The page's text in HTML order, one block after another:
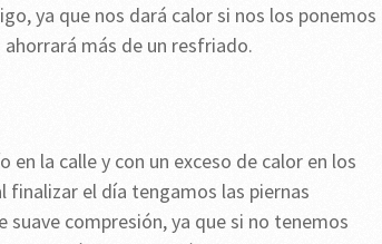
ya que nos dará calor si nos los ponemos
más de un resfriado.
la calle y con un exceso de calor en los
finalizar el día tengamos las piernas
compresión, ya que si no tenemos